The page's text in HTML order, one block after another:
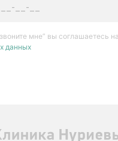
мне” вы соглашаетесь
данных